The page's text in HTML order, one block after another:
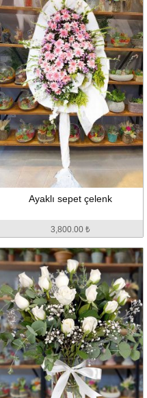
Ayaklı sepet çelenk
3,800.00 ₺